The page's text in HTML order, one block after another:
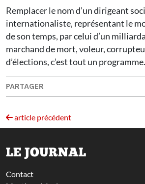
Remplacer le nom d’un dirigeant
internationaliste, représentant le
de son temps, par celui d’un
marchand de mort, voleur,
d’élections, c’est tout un programme.
PARTAGER
article précédent
LE JOURNAL
Contact